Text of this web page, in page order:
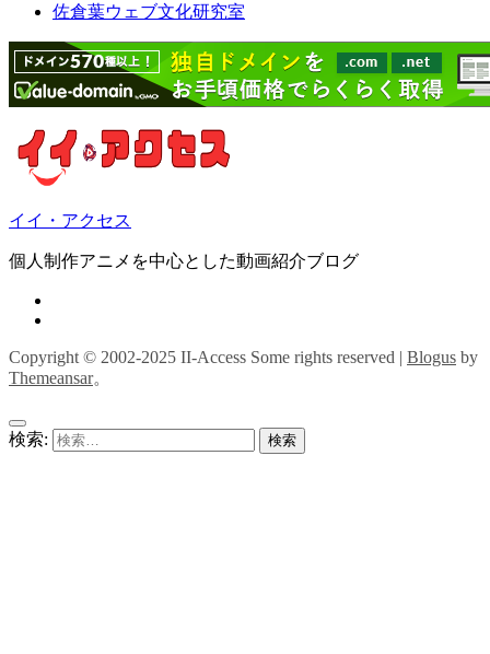
佐倉葉ウェブ文化研究室
イイ・アクセス
個人制作アニメを中心とした動画紹介ブログ
Copyright © 2002-2025 II-Access Some rights reserved | Blogus by
Themeansar。
検索: